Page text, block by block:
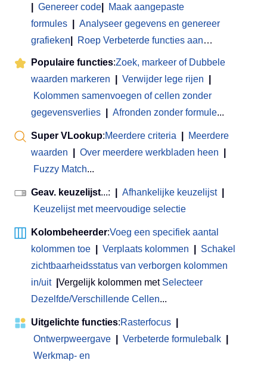
Genereer code
Maak aangepaste
formules
Analyseer gegevens en genereer
grafieken
Roep Verbeterde functies aan…
Populaire functies:Zoek, markeer of Dubbele
waarden markeren
Verwijder lege rijen
Kolommen samenvoegen of cellen zonder
gegevensverlies
Afronden zonder formule...
Super VLookup:Meerdere criteria
Meerdere
waarden
Over meerdere werkbladen heen
Fuzzy Match...
Geav. keuzelijst...: Afhankelijke keuzelijst
Keuzelijst met meervoudige selectie
Kolombeheerder:Voeg een specifiek aantal
kolommen toe
Verplaats kolommen
Schakel
zichtbaarheidsstatus van verborgen kolommen
in/uit
Vergelijk kolommen met Selecteer
Dezelfde/Verschillende Cellen...
Uitgelichte functies:Rasterfocus
Ontwerpweergave
Verbeterde formulebalk
Werkmap- en